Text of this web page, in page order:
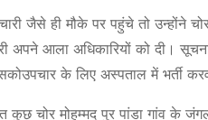
जैसे ही मौके पर पहुंचे तो उन्होंने
आला अधिकारियों को दी।
के लिए अस्पताल में भर्ती
कुछ चोर मोहम्मद पुर पांडा गांव